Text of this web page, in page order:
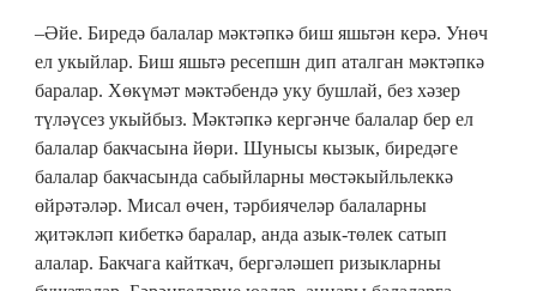
–Әйе. Биредә балалар мәктәпкә биш яшьтән керә. Унөч
ел укыйлар. Биш яшьтә ресепшн дип аталган мәктәпкә
баралар. Хөкүмәт мәктәбендә уку бушлай, без хәзер
түләүсез укыйбыз. Мәктәпкә кергәнче балалар бер ел
балалар бакчасына йөри. Шунысы кызык, биредәге
балалар бакчасында сабыйларны мөстәкыйльлеккә
өйрәтәләр. Мисал өчен, тәрбиячеләр балаларны
җитәкләп кибеткә баралар, анда азык-төлек сатып
алалар. Бакчага кайткач, бергәләшеп ризыкларны